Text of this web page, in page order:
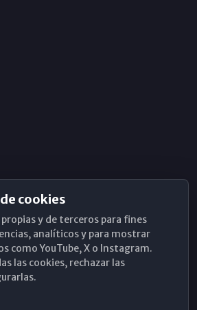
cookies
y de terceros para fines
analíticos y para mostrar
como YouTube, X o Instagram.
las cookies, rechazar las